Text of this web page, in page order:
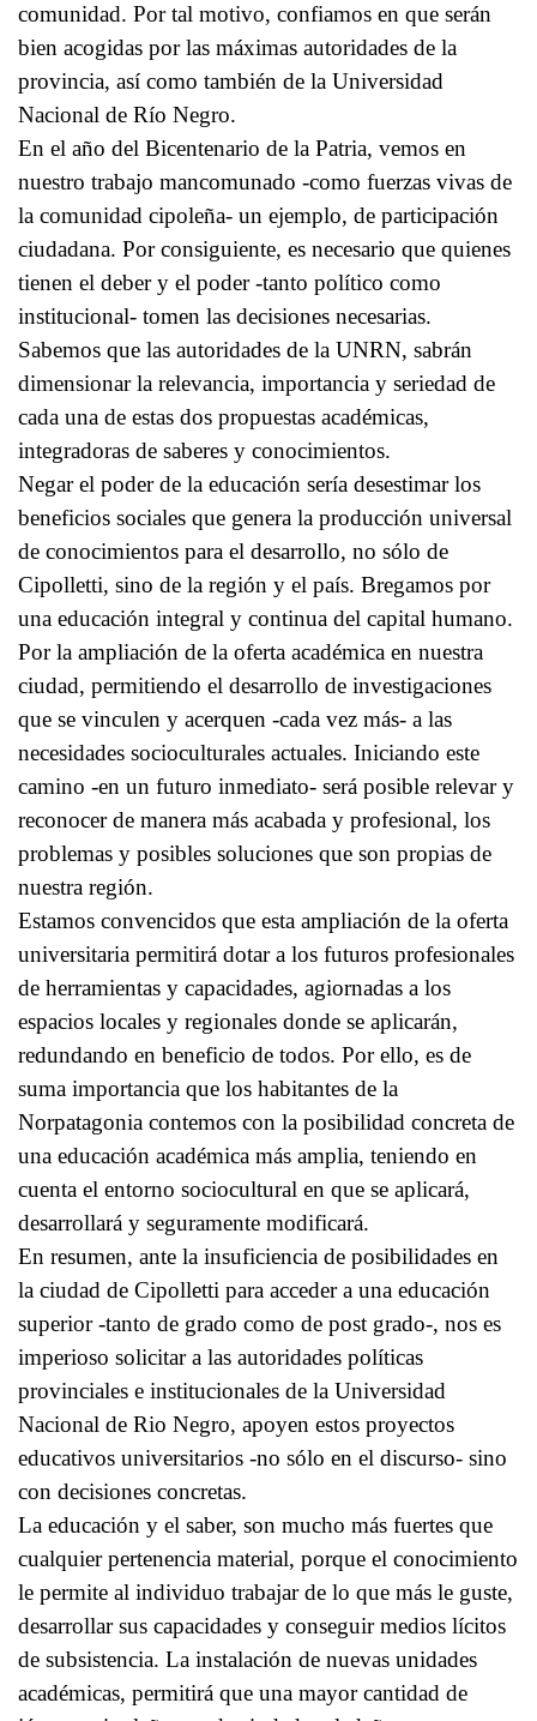
comunidad. Por tal motivo, confiamos en que serán
bien acogidas por las máximas autoridades de la
provincia, así como también de la Universidad
Nacional de Río Negro.
En el año del Bicentenario de la Patria, vemos en
nuestro trabajo mancomunado -como fuerzas vivas de
la comunidad cipoleña- un ejemplo, de participación
ciudadana. Por consiguiente, es necesario que quienes
tienen el deber y el poder -tanto político como
institucional- tomen las decisiones necesarias.
Sabemos que las autoridades de la UNRN, sabrán
dimensionar la relevancia, importancia y seriedad de
cada una de estas dos propuestas académicas,
integradoras de saberes y conocimientos.
Negar el poder de la educación sería desestimar los
beneficios sociales que genera la producción universal
de conocimientos para el desarrollo, no sólo de
Cipolletti, sino de la región y el país. Bregamos por
una educación integral y continua del capital humano.
Por la ampliación de la oferta académica en nuestra
ciudad, permitiendo el desarrollo de investigaciones
que se vinculen y acerquen -cada vez más- a las
necesidades socioculturales actuales. Iniciando este
camino -en un futuro inmediato- será posible relevar y
reconocer de manera más acabada y profesional, los
problemas y posibles soluciones que son propias de
nuestra región.
Estamos convencidos que esta ampliación de la oferta
universitaria permitirá dotar a los futuros profesionales
de herramientas y capacidades, agiornadas a los
espacios locales y regionales donde se aplicarán,
redundando en beneficio de todos. Por ello, es de
suma importancia que los habitantes de la
Norpatagonia contemos con la posibilidad concreta de
una educación académica más amplia, teniendo en
cuenta el entorno sociocultural en que se aplicará,
desarrollará y seguramente modificará.
En resumen, ante la insuficiencia de posibilidades en
la ciudad de Cipolletti para acceder a una educación
superior -tanto de grado como de post grado-, nos es
imperioso solicitar a las autoridades políticas
provinciales e institucionales de la Universidad
Nacional de Rio Negro, apoyen estos proyectos
educativos universitarios -no sólo en el discurso- sino
con decisiones concretas.
La educación y el saber, son mucho más fuertes que
cualquier pertenencia material, porque el conocimiento
le permite al individuo trabajar de lo que más le guste,
desarrollar sus capacidades y conseguir medios lícitos
de subsistencia. La instalación de nuevas unidades
académicas, permitirá que una mayor cantidad de